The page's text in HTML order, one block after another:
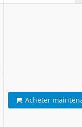
Acheter